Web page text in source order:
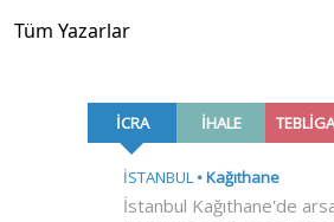
Tüm Yazarlar